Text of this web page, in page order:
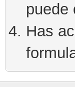
puede
Has